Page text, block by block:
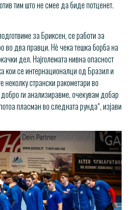
тим што не смее да биде потценет.
за Бриксен, се работи за
во два правци. Нѐ чека тешка борба на
дел. Најголемата нивна опасност
кои се интернационалци од Бразил и
неколку странски ракометари во
ги анализиравме, очекувам добар
пласман во следната рунда“, изјави